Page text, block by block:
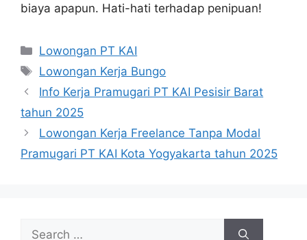
biaya apapun. Hati-hati terhadap penipuan!
Categories
Lowongan PT KAI
Tags
Lowongan Kerja Bungo
Info Kerja Pramugari PT KAI Pesisir Barat
tahun 2025
Lowongan Kerja Freelance Tanpa Modal
Pramugari PT KAI Kota Yogyakarta tahun 2025